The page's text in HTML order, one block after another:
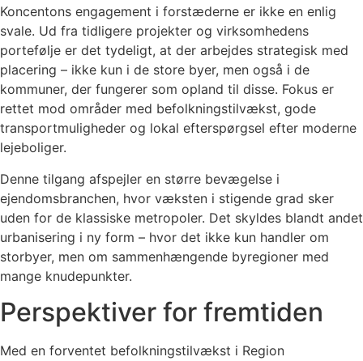
Koncentons engagement i forstæderne er ikke en enlig
svale. Ud fra tidligere projekter og virksomhedens
portefølje er det tydeligt, at der arbejdes strategisk med
placering – ikke kun i de store byer, men også i de
kommuner, der fungerer som opland til disse. Fokus er
rettet mod områder med befolkningstilvækst, gode
transportmuligheder og lokal efterspørgsel efter moderne
lejeboliger.
Denne tilgang afspejler en større bevægelse i
ejendomsbranchen, hvor væksten i stigende grad sker
uden for de klassiske metropoler. Det skyldes blandt andet
urbanisering i ny form – hvor det ikke kun handler om
storbyer, men om sammenhængende byregioner med
mange knudepunkter.
Perspektiver for fremtiden
Med en forventet befolkningstilvækst i Region